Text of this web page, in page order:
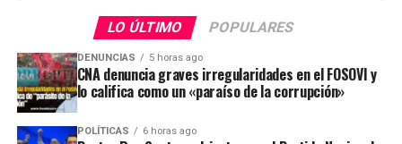
LO ÚLTIMO POPULARES
DENUNCIAS 5 horas ago
CNA denuncia graves irregularidades en el FOSOVI y
lo califica como un «paraíso de la corrupción»
POLÍTICAS 6 horas ago